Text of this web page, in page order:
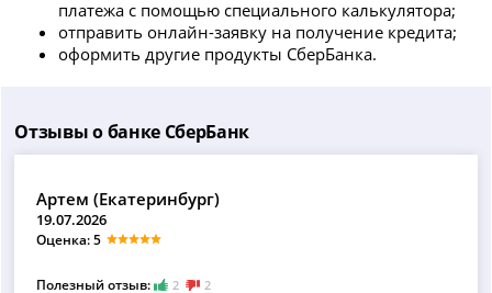
платежа с помощью специального калькулятора;
отправить онлайн-заявку на получение кредита;
оформить другие продукты СберБанка.
Отзывы о банке СберБанк
Артем (Екатеринбург)
19.07.2026
Оценка: 5
Полезный отзыв: 2 2